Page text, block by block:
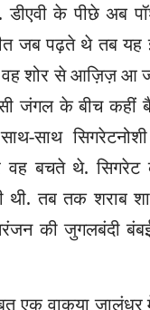
डीएवी के पीछे अब
जब पढ़ते थे तब यह
शोर से आज़िज़ आ
जंगल के बीच कहीं
साथ
वह बचते थे.
तब तक शराब
की जुगलबंदी
एक वाकया